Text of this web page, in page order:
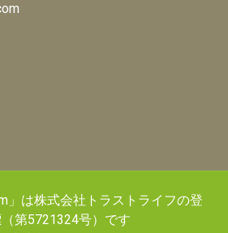
」は株式会社トラストライフの登
第5721324号）です